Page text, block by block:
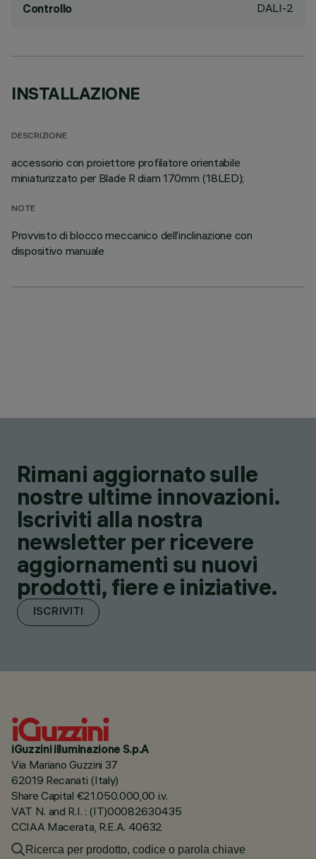
Controllo DALI-2
INSTALLAZIONE
DESCRIZIONE
accessorio con proiettore profilatore orientabile
miniaturizzato per Blade R diam 170mm (18LED);
NOTE
Provvisto di blocco meccanico dell’inclinazione con
dispositivo manuale
Rimani aggiornato sulle
nostre ultime innovazioni.
Iscriviti alla nostra
newsletter per ricevere
aggiornamenti su nuovi
prodotti, fiere e iniziative.
ISCRIVITI
iGuzzini illuminazione S.p.A
Via Mariano Guzzini 37
62019 Recanati (Italy)
Share Capital €21.050.000,00 i.v.
VAT N. and R.I. : (IT)00082630435
CCIAA Macerata, R.E.A. 40632